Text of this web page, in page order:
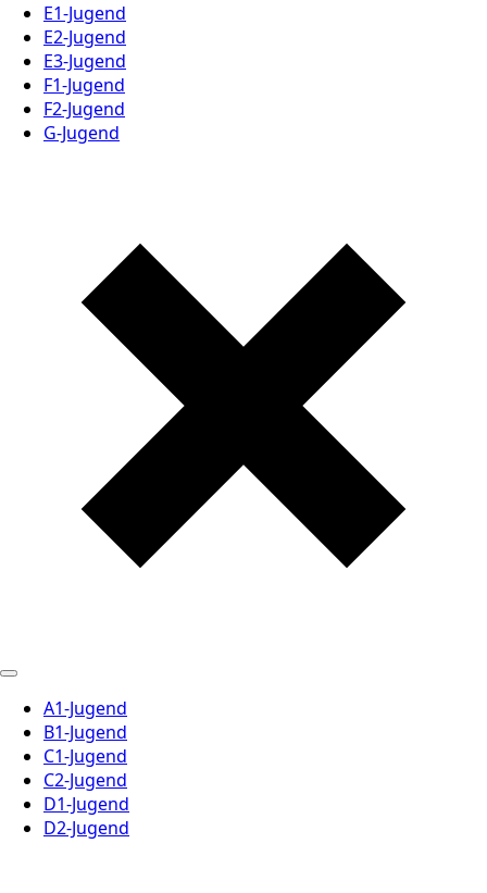
E1-Jugend
E2-Jugend
E3-Jugend
F1-Jugend
F2-Jugend
G-Jugend
A1-Jugend
B1-Jugend
C1-Jugend
C2-Jugend
D1-Jugend
D2-Jugend